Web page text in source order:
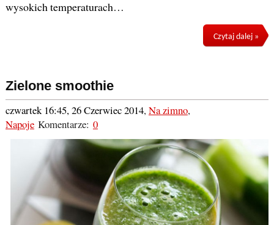
wysokich temperaturach…
Czytaj dalej »
Zielone smoothie
czwartek 16:45, 26 Czerwiec 2014,Na zimno,
NapojeKomentarze: 0